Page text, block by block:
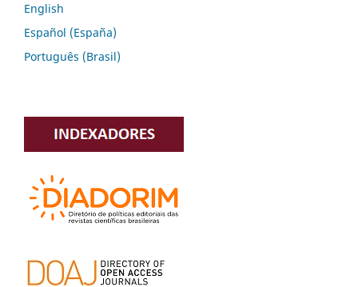
English
Español (España)
Português (Brasil)